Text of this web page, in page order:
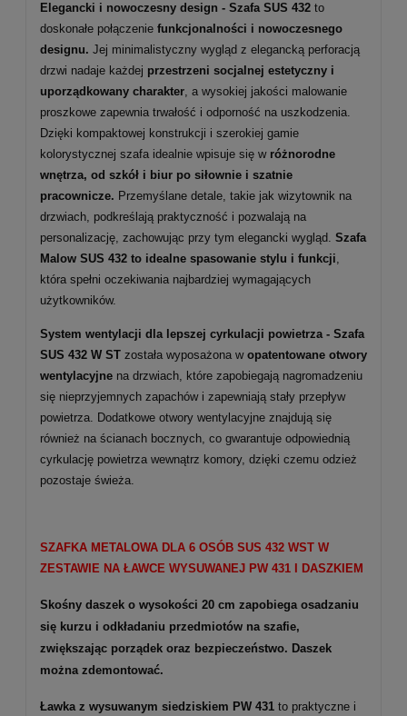
Elegancki i nowoczesny design - Szafa SUS 432 to
doskonałe połączenie funkcjonalności i nowoczesnego
designu. Jej minimalistyczny wygląd z elegancką perforacją
drzwi nadaje każdej przestrzeni socjalnej estetyczny i
uporządkowany charakter, a wysokiej jakości malowanie
proszkowe zapewnia trwałość i odporność na uszkodzenia.
Dzięki kompaktowej konstrukcji i szerokiej gamie
kolorystycznej szafa idealnie wpisuje się w różnorodne
wnętrza, od szkół i biur po siłownie i szatnie
pracownicze. Przemyślane detale, takie jak wizytownik na
drzwiach, podkreślają praktyczność i pozwalają na
personalizację, zachowując przy tym elegancki wygląd. Szafa
Malow SUS 432 to idealne spasowanie stylu i funkcji,
która spełni oczekiwania najbardziej wymagających
użytkowników.
System wentylacji dla lepszej cyrkulacji powietrza - Szafa
SUS 432 W ST została wyposażona w opatentowane otwory
wentylacyjne na drzwiach, które zapobiegają nagromadzeniu
się nieprzyjemnych zapachów i zapewniają stały przepływ
powietrza. Dodatkowe otwory wentylacyjne znajdują się
również na ścianach bocznych, co gwarantuje odpowiednią
cyrkulację powietrza wewnątrz komory, dzięki czemu odzież
pozostaje świeża.
SZAFKA METALOWA DLA 6 OSÓB SUS 432 WST W
ZESTAWIE NA ŁAWCE WYSUWANEJ PW 431 I DASZKIEM
Skośny daszek o wysokości 20 cm zapobiega osadzaniu
się kurzu i odkładaniu przedmiotów na szafie,
zwiększając porządek oraz bezpieczeństwo. Daszek
można zdemontować.
Ławka z wysuwanym siedziskiem PW 431 to praktyczne i